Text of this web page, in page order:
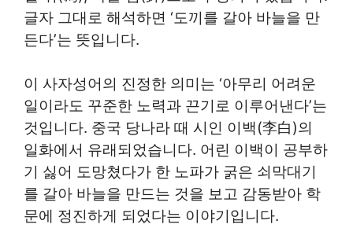
글자 그대로 해석하면 ‘도끼를 갈아 바늘을 만
든다’는 뜻입니다.
이 사자성어의 진정한 의미는 ‘아무리 어려운
일이라도 꾸준한 노력과 끈기로 이루어낸다’는
것입니다. 중국 당나라 때 시인 이백(李白)의
일화에서 유래되었습니다. 어린 이백이 공부하
기 싫어 도망쳤다가 한 노파가 굵은 쇠막대기
를 갈아 바늘을 만드는 것을 보고 감동받아 학
문에 정진하게 되었다는 이야기입니다.